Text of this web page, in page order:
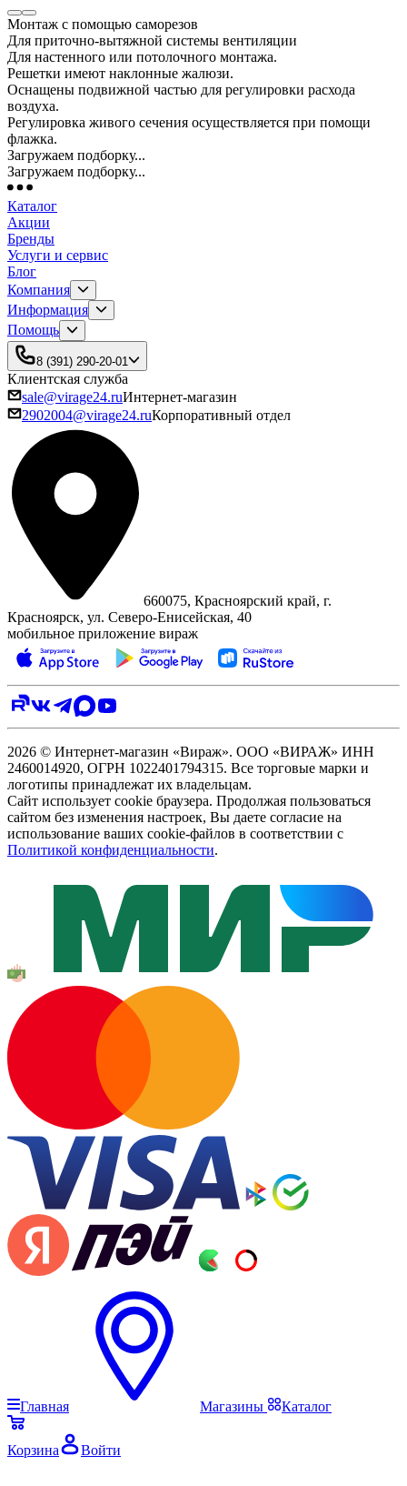
Монтаж с помощью саморезов
Для приточно-вытяжной системы вентиляции
Для настенного или потолочного монтажа.
Решетки имеют наклонные жалюзи.
Оснащены подвижной частью для регулировки расхода
воздуха.
Регулировка живого сечения осуществляется при помощи
флажка.
Загружаем подборку...
Загружаем подборку...
Каталог
Акции
Бренды
Услуги и сервис
Блог
Компания
Информация
Помощь
8 (391) 290-20-01
Клиентская служба
sale@virage24.ruИнтернет-магазин
2902004@virage24.ruКорпоративный отдел
660075, Красноярский край, г.
Красноярск, ул. Северо‑Енисейская, 40
мобильное приложение вираж
2026 © Интернет-магазин «Вираж». ООО «ВИРАЖ» ИНН
2460014920, ОГРН 1022401794315. Все торговые марки и
логотипы принадлежат их владельцам.
Сайт использует cookie браузера. Продолжая пользоваться
сайтом без изменения настроек, Вы даете согласие на
использование ваших cookie-файлов в соответствии с
Политикой конфиденциальности.
Главная Магазины Каталог
Корзина Войти